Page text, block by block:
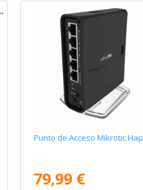
Punto de Acceso Mikrotic
79,99 €